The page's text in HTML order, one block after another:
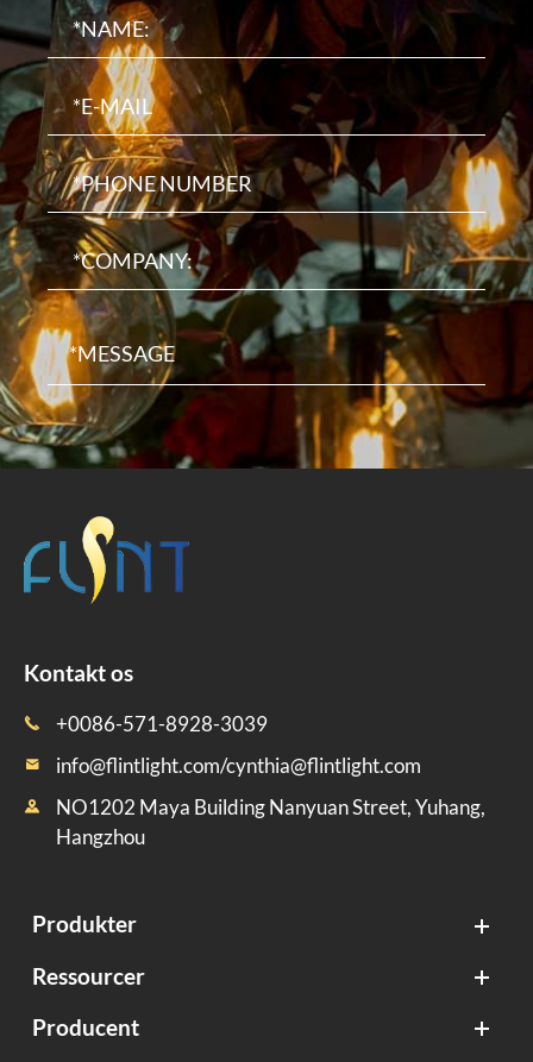
Kontakt os
 +0086-571-8928-3039
 info@flintlight.com/cynthia@flintlight.com

NO1202 Maya Building Nanyuan Street, Yuhang,
Hangzhou
Produkter
Ressourcer
Producent